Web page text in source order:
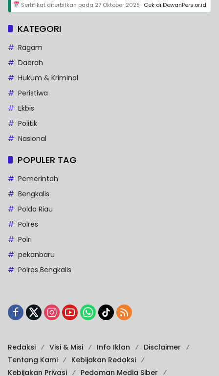
Sertifikat diterbitkan pada 27 Oktober 2025 · Cek di DewanPers.or.id
KATEGORI
Ragam
Daerah
Hukum & Kriminal
Peristiwa
Ekbis
Politik
Nasional
POPULER TAG
Pemerintah
Bengkalis
Polda Riau
Polres
Polri
pekanbaru
Polres Bengkalis
Redaksi Visi & Misi Info Iklan
Disclaimer
Tentang Kami
Kebijakan Redaksi
Kebijakan Privasi
Pedoman Media Siber